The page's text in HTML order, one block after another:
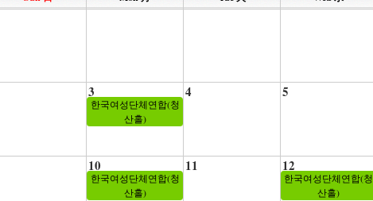
3
한국여성단체연합(청
산홀)
4 5
10
한국여성단체연합(청
산홀)
11 12
한국여성단체연합(청
산홀)